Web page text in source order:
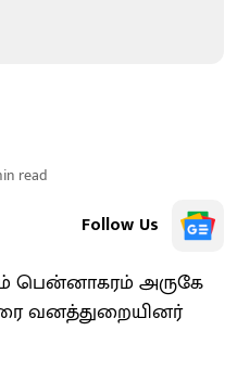
read
Follow Us
பென்னாகரம் அருகே
வனத்துறையினர்